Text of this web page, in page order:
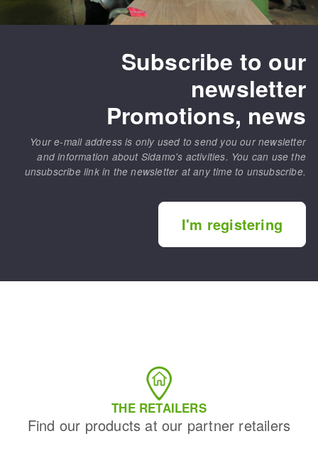
Subscribe to our
newsletter
Promotions, news
Your e-mail address is only used to send you our newsletter
and information about Sidamo's activities. You can use the
unsubscribe link in the newsletter at any time to unsubscribe.
I'm registering
THE RETAILERS
Find our products at our partner retailers